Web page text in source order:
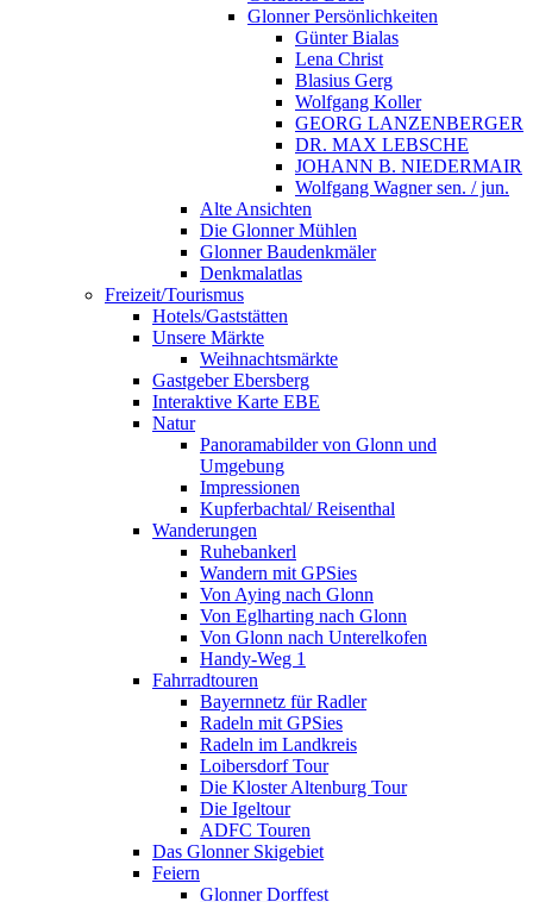
Glonner Persönlichkeiten
Günter Bialas
Lena Christ
Blasius Gerg
Wolfgang Koller
GEORG LANZENBERGER
DR. MAX LEBSCHE
JOHANN B. NIEDERMAIR
Wolfgang Wagner sen. / jun.
Alte Ansichten
Die Glonner Mühlen
Glonner Baudenkmäler
Denkmalatlas
Freizeit/Tourismus
Hotels/Gaststätten
Unsere Märkte
Weihnachtsmärkte
Gastgeber Ebersberg
Interaktive Karte EBE
Natur
Panoramabilder von Glonn und
Umgebung
Impressionen
Kupferbachtal/ Reisenthal
Wanderungen
Ruhebankerl
Wandern mit GPSies
Von Aying nach Glonn
Von Eglharting nach Glonn
Von Glonn nach Unterelkofen
Handy-Weg 1
Fahrradtouren
Bayernnetz für Radler
Radeln mit GPSies
Radeln im Landkreis
Loibersdorf Tour
Die Kloster Altenburg Tour
Die Igeltour
ADFC Touren
Das Glonner Skigebiet
Feiern
Glonner Dorffest